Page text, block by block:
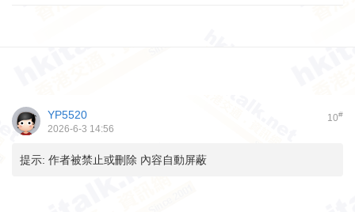
10#
YP5520
2026-6-3 14:56
提示: 作者被禁止或刪除 內容自動屏蔽